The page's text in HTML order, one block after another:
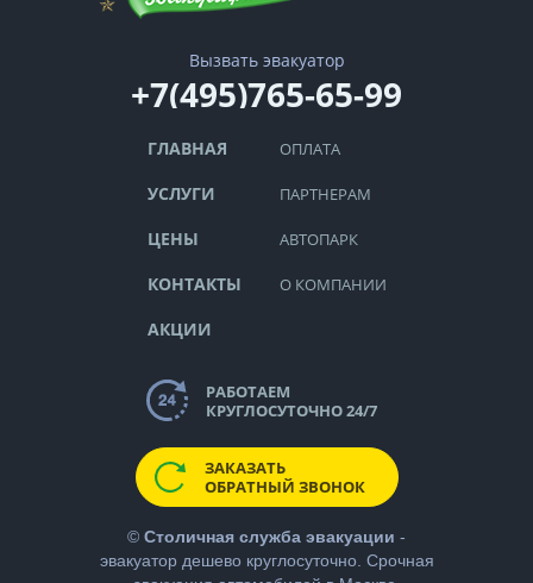
Вызвать эвакуатор
+7(495)765-65-99
ГЛАВНАЯ
УСЛУГИ
ЦЕНЫ
КОНТАКТЫ
АКЦИИ
ОПЛАТА
ПАРТНЕРАМ
АВТОПАРК
О КОМПАНИИ
РАБОТАЕМ
КРУГЛОСУТОЧНО 24/7
ЗАКАЗАТЬ
ОБРАТНЫЙ ЗВОНОК
© Столичная служба эвакуации -
эвакуатор дешевокруглосуточно. Срочная